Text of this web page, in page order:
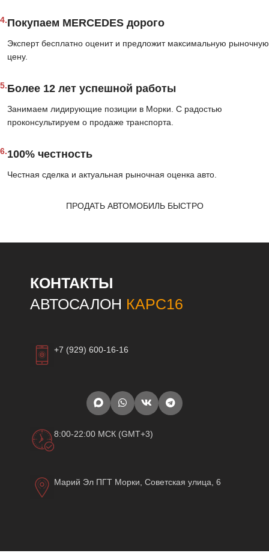
4.Покупаем MERCEDES дорого
Эксперт бесплатно оценит и предложит максимальную рыночную
цену.
5.Более 12 лет успешной работы
Занимаем лидирующие позиции в Морки. С радостью
проконсультируем о продаже транспорта.
6.100% честность
Честная сделка и актуальная рыночная оценка авто.
ПРОДАТЬ АВТОМОБИЛЬ БЫСТРО
КОНТАКТЫ
АВТОСАЛОН КАРС16
+7 (929) 600-16-16
8:00-22:00 МСК (GMT+3)
Марий Эл ПГТ Морки, Советская улица, 6